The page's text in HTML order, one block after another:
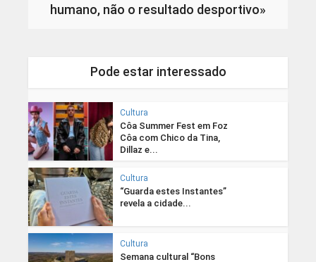
humano, não o resultado desportivo»
Pode estar interessado
Cultura
Côa Summer Fest em Foz
Côa com Chico da Tina,
Dillaz e...
Cultura
“Guarda estes Instantes”
revela a cidade...
Cultura
Semana cultural “Bons